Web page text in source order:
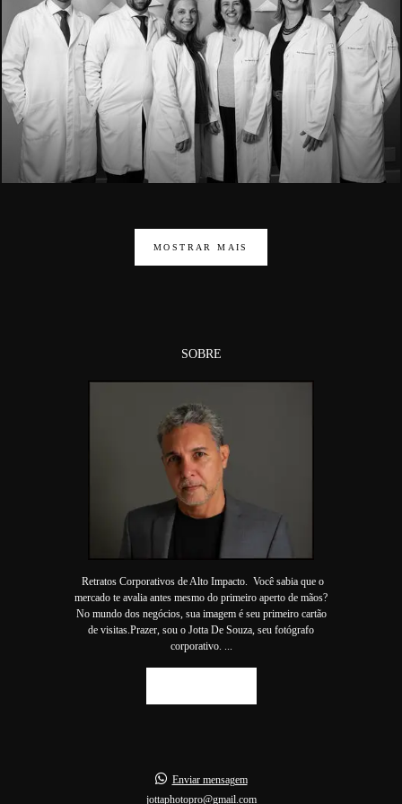
MOSTRAR MAIS
SOBRE
Retratos Corporativos de Alto Impacto. Você sabia que o
mercado te avalia antes mesmo do primeiro aperto de mãos?
No mundo dos negócios, sua imagem é seu primeiro cartão
de visitas.Prazer, sou o Jotta De Souza, seu fotógrafo
corporativo. ...
Enviar mensagem
jottaphotopro@gmail.com